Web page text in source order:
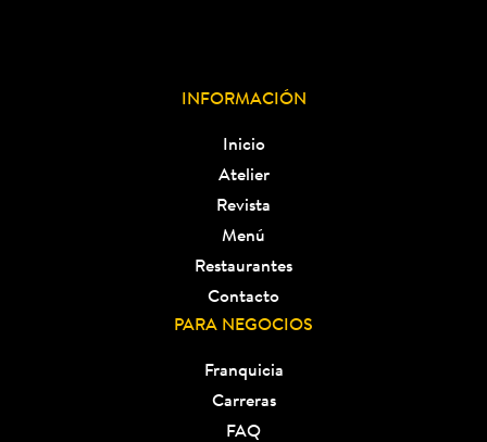
INFORMACIÓN
Inicio
Atelier
Revista
Menú
Restaurantes
Contacto
PARA NEGOCIOS
Franquicia
Carreras
FAQ